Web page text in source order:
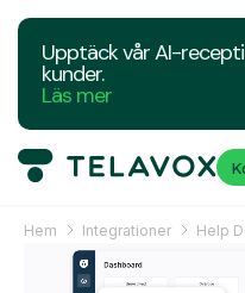
Upptäck vår AI-
kunder.
Läs mer
Hem Integrationer Help